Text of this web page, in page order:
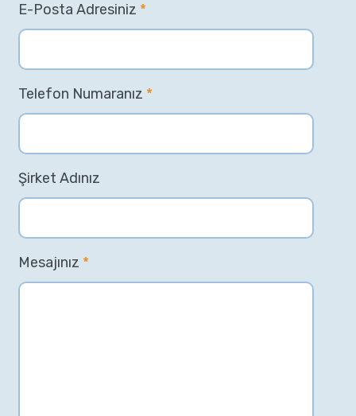
E-Posta Adresiniz *
Telefon Numaranız *
Şirket Adınız
Mesajınız *